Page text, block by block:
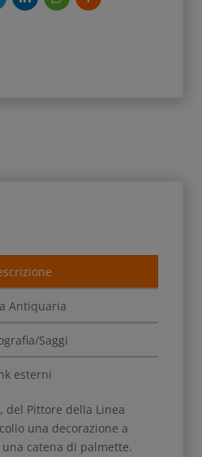
Antiquaria
Saggi
esterni
del Pittore della Linea
una decorazione a
catena di palmette.